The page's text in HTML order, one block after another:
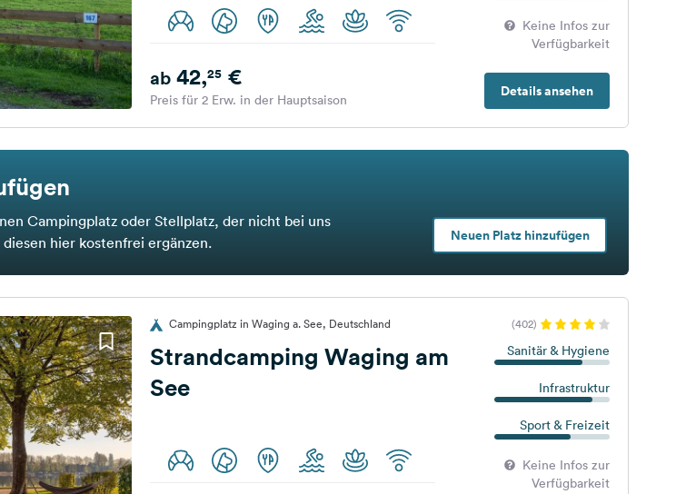
Keine Infos zur
Verfügbarkeit
Details ansehen
ab42,25€
Preis für 2 Erw. in der Hauptsaison
Campingplatz oder Stellplatz, der nicht bei uns
hier kostenfrei ergänzen.
Neuen Platz hinzufügen
Campingplatz in Waging a. See, Deutschland (402)
Strandcamping Waging am
See
Sanitär & Hygiene
Infrastruktur
Sport & Freizeit
Keine Infos zur
Verfügbarkeit